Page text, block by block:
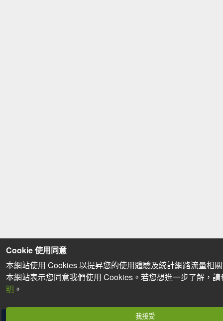
分享
Cookie 使用同意
本網站使用 Cookies 以提昇您的使用體驗及統計網路流量相
本網站表示您同意我們使用 Cookies。若您想進一步了解，
明 。
我接受